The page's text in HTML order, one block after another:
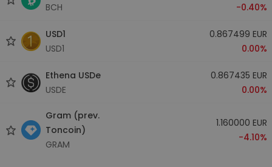
BCH
-0.40%
USD1
USD1
0.867499 EUR
0.00%
Ethena USDe
USDE
0.867435 EUR
0.00%
Gram (prev.
Toncoin)
GRAM
1.160000 EUR
-4.10%